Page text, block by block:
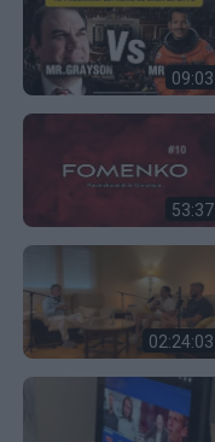
09:03
53:37
02:24:03